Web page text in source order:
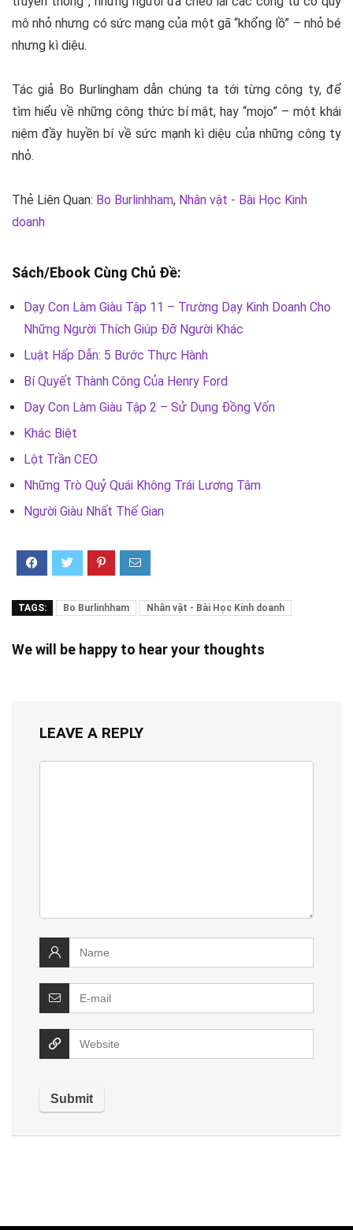
mô nhỏ nhưng có sức mạng của một gã “khổng lồ” – nhỏ bé
nhưng kì diệu.
Tác giả Bo Burlingham dẫn chúng ta tới từng công ty, để
tìm hiểu về những công thức bí mật, hay “mojo” – một khái
niệm đầy huyền bí về sức mạnh kì diệu của những công ty
nhỏ.
Thẻ Liên Quan: Bo Burlinhham, Nhân vật - Bài Học Kinh
doanh
Sách/Ebook Cùng Chủ Đề:
Dạy Con Làm Giàu Tập 11 – Trường Dạy Kinh Doanh Cho
Những Người Thích Giúp Đỡ Người Khác
Luật Hấp Dẫn: 5 Bước Thực Hành
Bí Quyết Thành Công Của Henry Ford
Dạy Con Làm Giàu Tập 2 – Sử Dụng Đồng Vốn
Khác Biệt
Lột Trần CEO
Những Trò Quỷ Quái Không Trái Lương Tâm
Người Giàu Nhất Thế Gian
TAGS: Bo Burlinhham Nhân vật - Bài Học Kinh doanh
We will be happy to hear your thoughts
LEAVE A REPLY